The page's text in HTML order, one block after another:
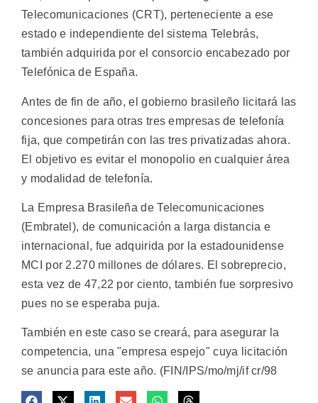
Telecomunicaciones (CRT), perteneciente a ese
estado e independiente del sistema Telebrás,
también adquirida por el consorcio encabezado por
Telefónica de España.
Antes de fin de año, el gobierno brasileño licitará las
concesiones para otras tres empresas de telefonía
fija, que competirán con las tres privatizadas ahora.
El objetivo es evitar el monopolio en cualquier área
y modalidad de telefonía.
La Empresa Brasileña de Telecomunicaciones
(Embratel), de comunicación a larga distancia e
internacional, fue adquirida por la estadounidense
MCI por 2.270 millones de dólares. El sobreprecio,
esta vez de 47,22 por ciento, también fue sorpresivo
pues no se esperaba puja.
También en este caso se creará, para asegurar la
competencia, una "empresa espejo" cuya licitación
se anuncia para este año. (FIN/IPS/mo/mj/if cr/98